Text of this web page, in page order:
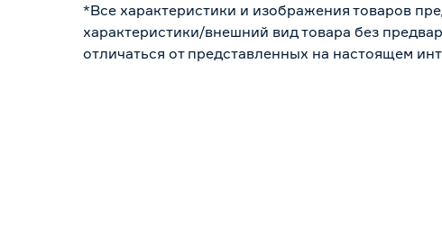
*Все характеристики и изображения товаров
характеристики/внешний вид товара без
отличаться от представленных на настоящем